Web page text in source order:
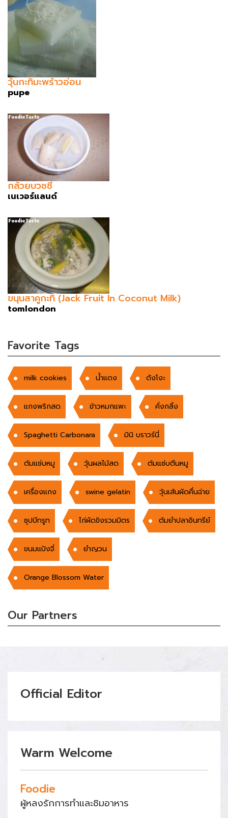
วุ้นกะทิมะพร้าวอ่อน
pupe
กล้วยบวชชี
เนเวอร์แลนด์
ขนุนสาคูกะทิ (Jack Fruit In Coconut Milk)
tomlondon
Favorite Tags
milk cookies น้ำแดง ดังโงะ
แกงพริกสด ข้าวหมกแพะ คั่งกลิ้ง
Spaghetti Carbonara มินิ บราวร์นี่
ต้มแซ่บหมู วุ้นผลไม้สด ต้มแซ่บตีนหมู
เครื่องแกง swine gelatin วุ้นเส้นผัดคื่นฉ่าย
ซุปบีทรูท ไก่ผัดขิงรวมมิตร ต้มยำปลาอินทรีย์
ขนมแป้งจี่ ยำญวน
Orange Blossom Water
Our Partners
Official Editor
Warm Welcome
Foodie
ผู้หลงรักการทำและชิมอาหาร